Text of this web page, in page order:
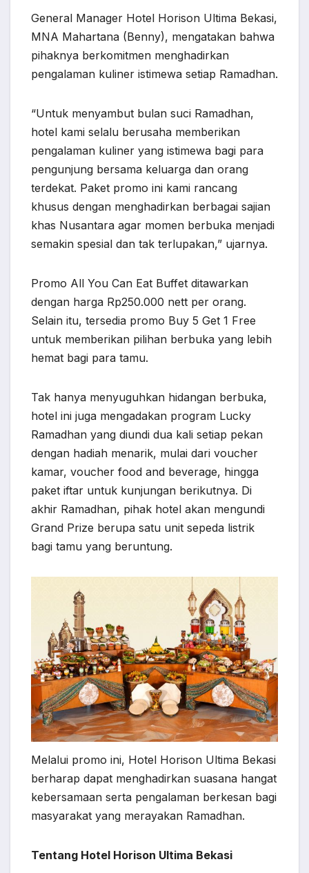
General Manager Hotel Horison Ultima Bekasi,
MNA Mahartana (Benny), mengatakan bahwa
pihaknya berkomitmen menghadirkan
pengalaman kuliner istimewa setiap Ramadhan.
“Untuk menyambut bulan suci Ramadhan,
hotel kami selalu berusaha memberikan
pengalaman kuliner yang istimewa bagi para
pengunjung bersama keluarga dan orang
terdekat. Paket promo ini kami rancang
khusus dengan menghadirkan berbagai sajian
khas Nusantara agar momen berbuka menjadi
semakin spesial dan tak terlupakan,” ujarnya.
Promo All You Can Eat Buffet ditawarkan
dengan harga Rp250.000 nett per orang.
Selain itu, tersedia promo Buy 5 Get 1 Free
untuk memberikan pilihan berbuka yang lebih
hemat bagi para tamu.
Tak hanya menyuguhkan hidangan berbuka,
hotel ini juga mengadakan program Lucky
Ramadhan yang diundi dua kali setiap pekan
dengan hadiah menarik, mulai dari voucher
kamar, voucher food and beverage, hingga
paket iftar untuk kunjungan berikutnya. Di
akhir Ramadhan, pihak hotel akan mengundi
Grand Prize berupa satu unit sepeda listrik
bagi tamu yang beruntung.
Melalui promo ini, Hotel Horison Ultima Bekasi
berharap dapat menghadirkan suasana hangat
kebersamaan serta pengalaman berkesan bagi
masyarakat yang merayakan Ramadhan.
Tentang Hotel Horison Ultima Bekasi